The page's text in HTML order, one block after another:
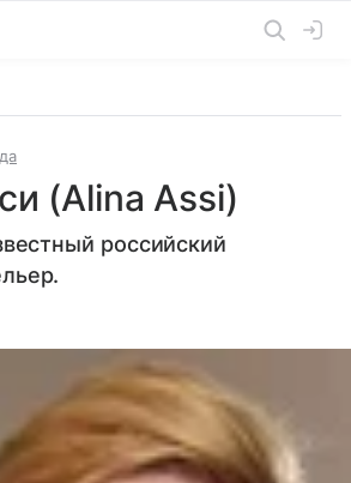
(Alina Assi)
российский